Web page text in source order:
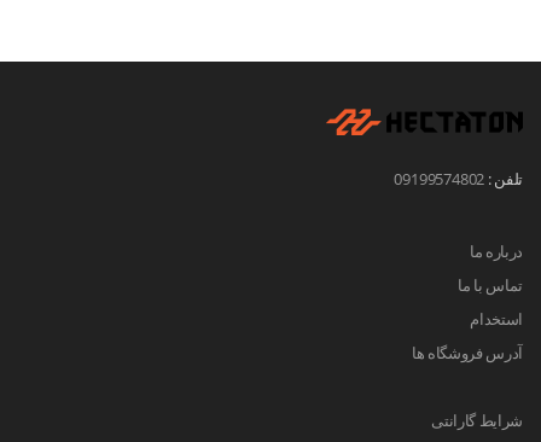
تلفن : 09199574802
درباره ما
تماس با ما
استخدام
آدرس فروشگاه ها
شرایط گارانتی